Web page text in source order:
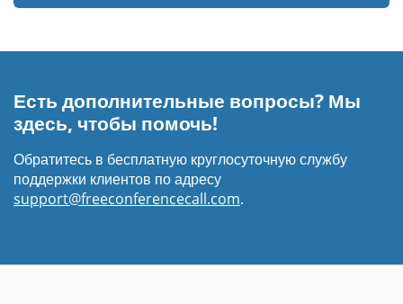
Есть дополнительные вопросы? Мы
здесь, чтобы помочь!
Обратитесь в бесплатную круглосуточную службу
поддержки клиентов по адресу
support@freeconferencecall.com.